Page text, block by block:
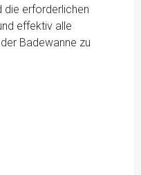
die erforderlichen
effektiv alle
Badewanne zu